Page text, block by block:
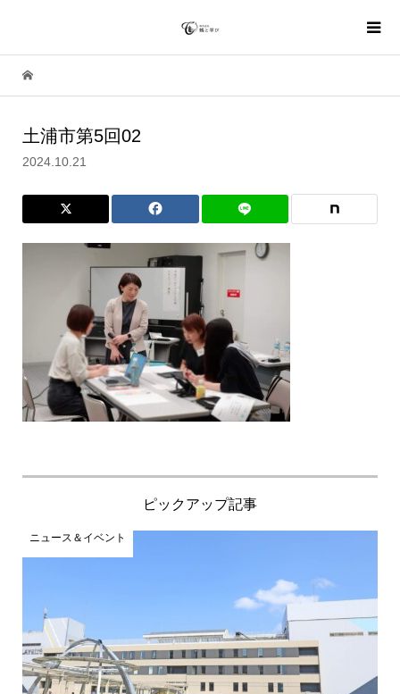
土浦市第5回02
2024.10.21
ピックアップ記事
ニュース＆イベント